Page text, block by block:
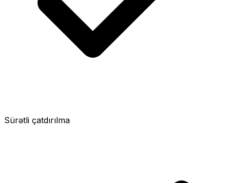
Sürətli çatdırılma